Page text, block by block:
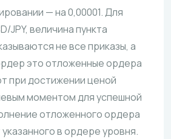
— на 0,00001. Для
JPY, величина пункта
не все приказы, а
это отложенные ордера
при достижении ценой
моментом для успешной
отложенного ордера
в ордере уровня.